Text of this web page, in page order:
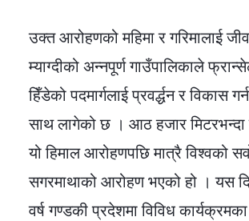
उक्त आरोहणको महिमा र गरिमालाई
म्याग्दीको अन्नपूर्ण गाउँपालिकाले
हिँडेको पदमार्गलाई प्रवर्द्धन र विकास
साथ लागेको छ । आठ हजार मिटरभन्दा
यो हिमाल आरोहणपछि मात्रै विश्वको
सगरमाथाको आरोहण भएको हो । यस
वर्ष गण्डकी प्रदेशमा विविध